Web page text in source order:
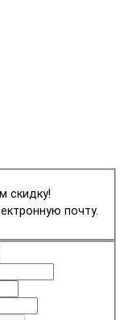
скидку!
почту.